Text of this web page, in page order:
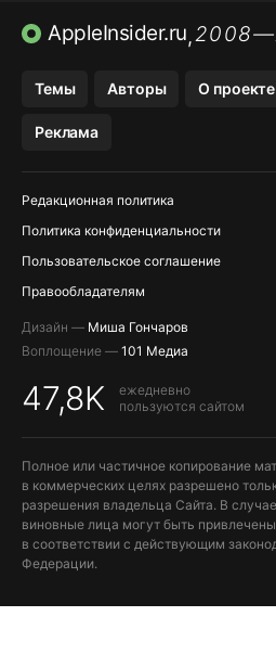
ПРИЛОЖЕНИЯ БЕЗ APP STORE
AppleInsider.ru,
Темы Авторы О проекте
Реклама
Редакционная политика
Политика конфиденциальности
Пользовательское соглашение
Правообладателям
Дизайн — Миша Гончаров
Воплощение — 101 Медиа
47,8K
ежедневно
пользуются сайтом
Полное или частичное копирование
в коммерческих целях разрешено
разрешения владельца Сайта. В
виновные лица могут быть привлечены
в соответствии с действующим
Федерации.